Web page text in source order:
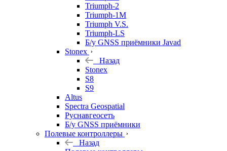
Triumph-2
Triumph-1M
Triumph V.S.
Triumph-LS
Б/у GNSS приёмники Javad
Stonex
Назад
Stonex
S8
S9
Altus
Spectra Geospatial
Руснавгеосеть
Б/у GNSS приёмники
Полевые контроллеры
Назад